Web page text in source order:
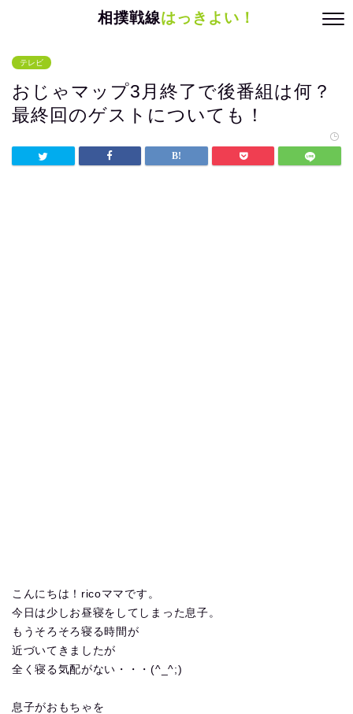
相撲戦線はっきよい！
テレビ
おじゃマップ3月終了で後番組は何？
最終回のゲストについても！
こんにちは！ricoママです。
今日は少しお昼寝をしてしまった息子。
もうそろそろ寝る時間が
近づいてきましたが
全く寝る気配がない・・・(^_^;)
息子がおもちゃを